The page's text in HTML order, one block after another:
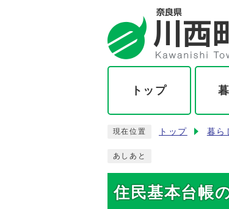
トップ
現在位置 トップ 暮ら
あしあと
住民基本台帳